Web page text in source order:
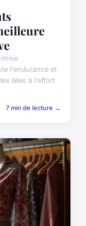
l'endurance et
liées à l'effort
7 min de lecture →